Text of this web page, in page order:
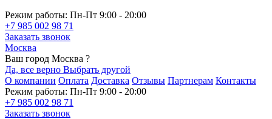
Режим работы: Пн-Пт 9:00 - 20:00
+7 985 002 98 71
Заказать звонок
Москва
Ваш город Москва ?
Да, все верно Выбрать другой
О компании Оплата Доставка Отзывы Партнерам Контакты
Режим работы: Пн-Пт 9:00 - 20:00
+7 985 002 98 71
Заказать звонок